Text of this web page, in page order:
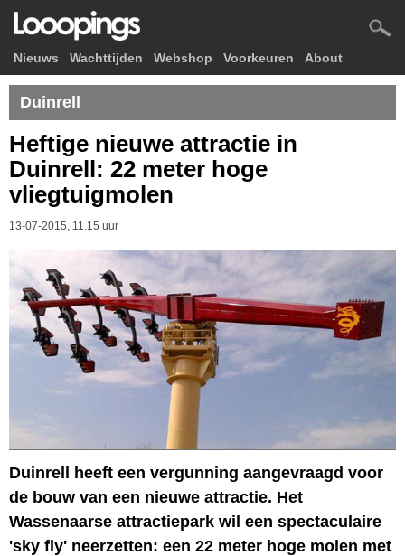
Nieuws Wachttijden Webshop Voorkeuren About
Duinrell
Heftige nieuwe attractie in
Duinrell: 22 meter hoge
vliegtuigmolen
13-07-2015, 11.15 uur
Duinrell heeft een vergunning aangevraagd voor
de bouw van een nieuwe attractie. Het
Wassenaarse attractiepark wil een spectaculaire
'sky fly' neerzetten: een 22 meter hoge molen met